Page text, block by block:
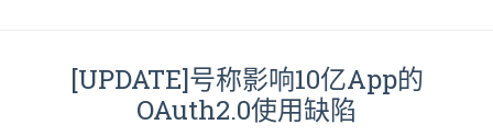
[UPDATE]号称影响10亿App的
OAuth2.0使用缺陷